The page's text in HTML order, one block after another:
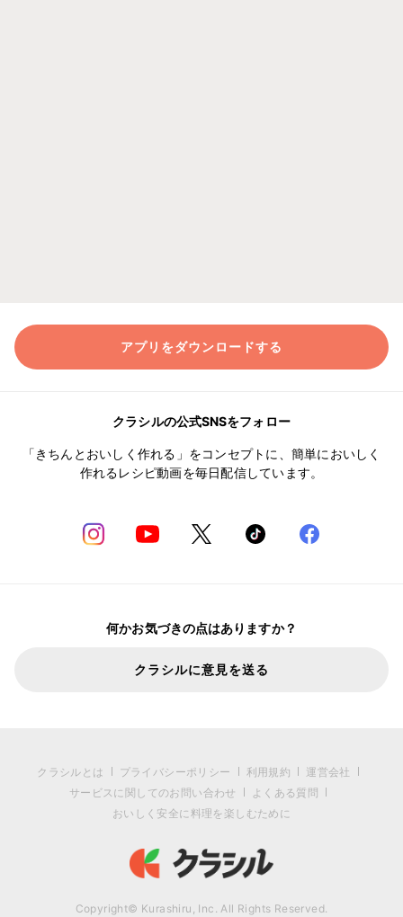
アプリをダウンロードする
クラシルの公式SNSをフォロー
「きちんとおいしく作れる」をコンセプトに、簡単においしく
作れるレシピ動画を毎日配信しています。
何かお気づきの点はありますか？
クラシルに意見を送る
クラシルとは プライバシーポリシー 利用規約
運営会社
サービスに関してのお問い合わせ
よくある質問
おいしく安全に料理を楽しむために
Copyright© Kurashiru, Inc. All Rights Reserved.